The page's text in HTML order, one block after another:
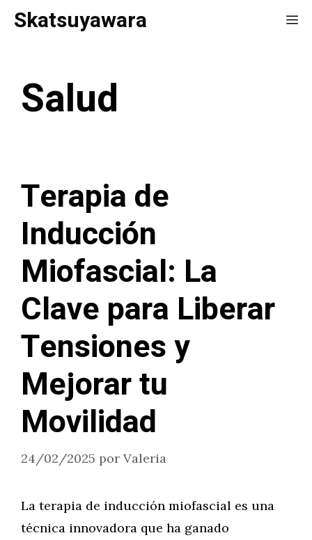
SaltarSkatsuyawara
Salud
Terapia de
Inducción
Miofascial: La
Clave para Liberar
Tensiones y
Mejorar tu
Movilidad
24/02/2025 por Valeria
La terapia de inducción miofascial es una
técnica innovadora que ha ganado